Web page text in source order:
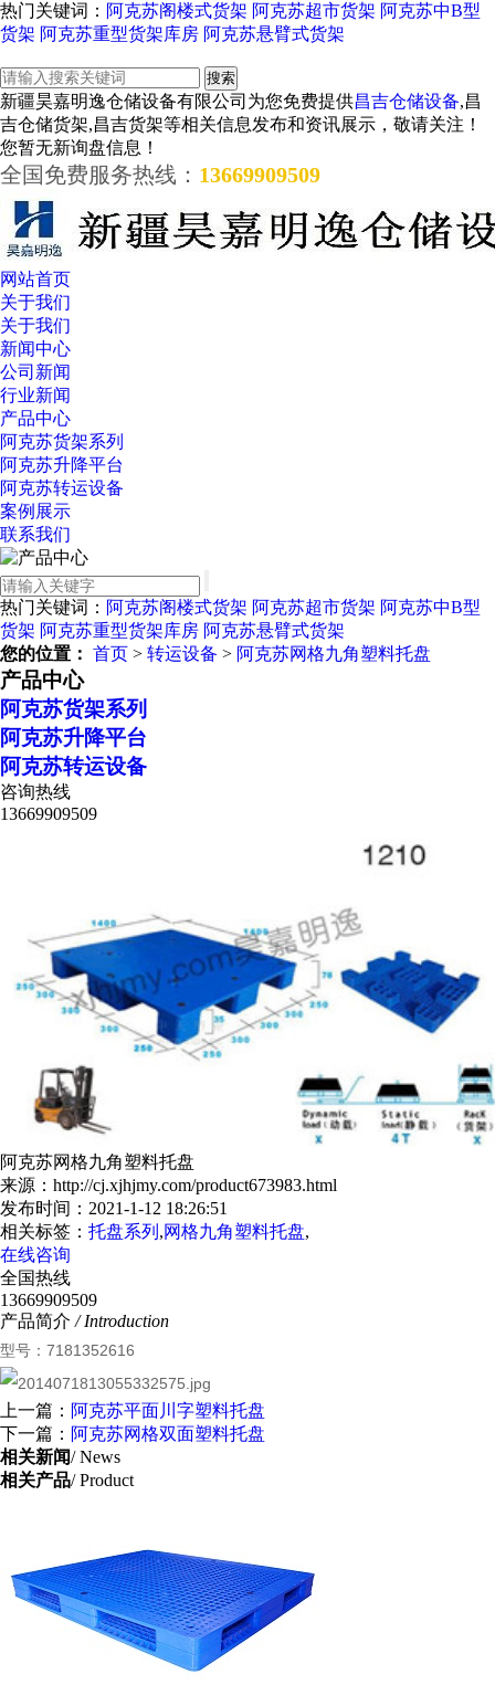
热门关键词： 阿克苏阁楼式货架 阿克苏超市货架 阿克苏中B型
货架 阿克苏重型货架库房 阿克苏悬臂式货架
新疆昊嘉明逸仓储设备有限公司为您免费提供昌吉仓储设备,昌
吉仓储货架,昌吉货架等相关信息发布和资讯展示，敬请关注！
您暂无新询盘信息！
全国免费服务热线： 13669909509
网站首页
关于我们
关于我们
新闻中心
公司新闻
行业新闻
产品中心
阿克苏货架系列
阿克苏升降平台
阿克苏转运设备
案例展示
联系我们
热门关键词： 阿克苏阁楼式货架 阿克苏超市货架 阿克苏中B型
货架 阿克苏重型货架库房 阿克苏悬臂式货架
您的位置： 首页 > 转运设备 > 阿克苏网格九角塑料托盘
产品中心
阿克苏货架系列
阿克苏升降平台
阿克苏转运设备
咨询热线
13669909509
阿克苏网格九角塑料托盘
来源：http://cj.xjhjmy.com/product673983.html
发布时间：2021-1-12 18:26:51
相关标签： 托盘系列 ,网格九角塑料托盘,
在线咨询
全国热线
13669909509
产品简介 / Introduction
型号：7181352616
上一篇： 阿克苏平面川字塑料托盘
下一篇： 阿克苏网格双面塑料托盘
相关新闻/ News
相关产品/ Product